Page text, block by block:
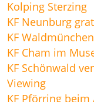
Kolping Sterzing
KF Neunburg
KF
KF Cham im
KF Schönwald
Viewing
KF Pförring